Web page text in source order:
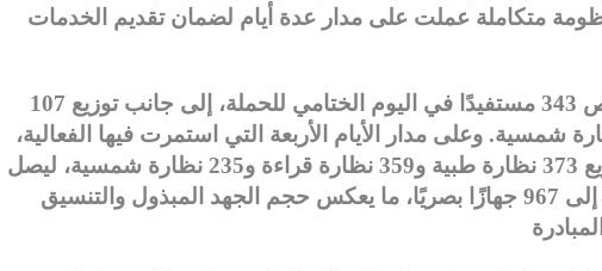
متكاملة عملت على مدار عدة أيام لضمان تقديم الخدمات
على صعيد الأرقام والإنجازات، فقد تم فحص 343 مستفيدًا في اليوم الختامي للحملة، إلى جانب توزيع 107
طبية و110 نظارات قراءة و80 نظارة شمسية. وعلى مدار الأيام الأربعة التي استمرت فيها الفعالية،
بلغ عدد المستفيدين 1074 شخصًا، وتم توزيع 373 نظارة طبية و359 نظارة قراءة و235 نظارة شمسية، ليصل
إجمالي الأجهزة البصرية التي قُدمت مجانًا إلى 967 جهازًا بصريًا، ما يعكس حجم الجهد المبذول والتنسيق